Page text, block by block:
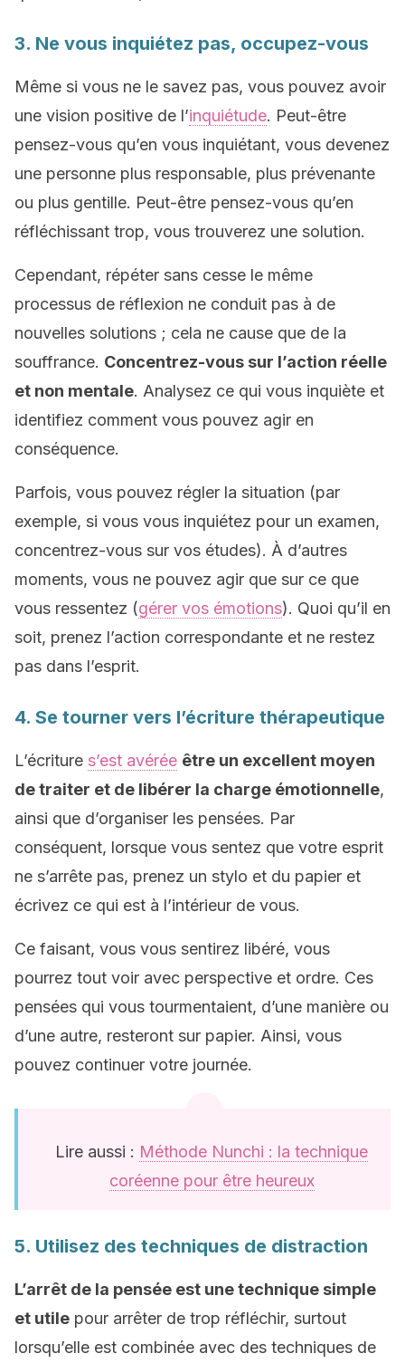
3. Ne vous inquiétez pas, occupez-vous
Même si vous ne le savez pas, vous pouvez avoir
une vision positive de l’inquiétude. Peut-être
pensez-vous qu’en vous inquiétant, vous devenez
une personne plus responsable, plus prévenante
ou plus gentille. Peut-être pensez-vous qu’en
réfléchissant trop, vous trouverez une solution.
Cependant, répéter sans cesse le même
processus de réflexion ne conduit pas à de
nouvelles solutions ; cela ne cause que de la
souffrance. Concentrez-vous sur l’action réelle
et non mentale. Analysez ce qui vous inquiète et
identifiez comment vous pouvez agir en
conséquence.
Parfois, vous pouvez régler la situation (par
exemple, si vous vous inquiétez pour un examen,
concentrez-vous sur vos études). À d’autres
moments, vous ne pouvez agir que sur ce que
vous ressentez (gérer vos émotions). Quoi qu’il en
soit, prenez l’action correspondante et ne restez
pas dans l’esprit.
4. Se tourner vers l’écriture thérapeutique
L’écriture s’est avérée être un excellent moyen
de traiter et de libérer la charge émotionnelle,
ainsi que d’organiser les pensées. Par
conséquent, lorsque vous sentez que votre esprit
ne s’arrête pas, prenez un stylo et du papier et
écrivez ce qui est à l’intérieur de vous.
Ce faisant, vous vous sentirez libéré, vous
pourrez tout voir avec perspective et ordre. Ces
pensées qui vous tourmentaient, d’une manière ou
d’une autre, resteront sur papier. Ainsi, vous
pouvez continuer votre journée.
Lire aussi : Méthode Nunchi : la technique
coréenne pour être heureux
5. Utilisez des techniques de distraction
L’arrêt de la pensée est une technique simple
et utile pour arrêter de trop réfléchir, surtout
lorsqu’elle est combinée avec des techniques de